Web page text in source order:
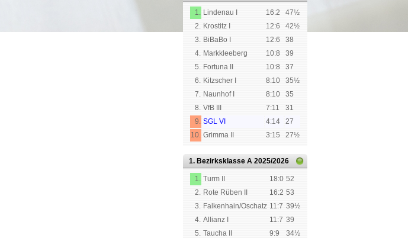
1. Lindenau I 16:2
47½
2. Krostitz I 12:6
42½
3. BiBaBo I 12:6
38
4. Markkleeberg 10:8
39
5. Fortuna II 10:8
37
6. Kitzscher I 8:10
35½
7. Naunhof I 8:10
35
8. VfB III 7:11
31
9. SGL VI 4:14
27
10. Grimma II 3:15 27½
1. Bezirksklasse A 2025/2026
1. Turm II 18:0 52
2. Rote Rüben II 16:2 53
3. Falkenhain/Oschatz 11:7 39½
4. Allianz I 11:7 39
5. Taucha II 9:9
34½